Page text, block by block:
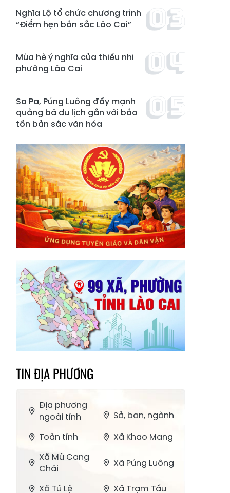
Nghĩa Lộ tổ chức chương trình
“Điểm hẹn bản sắc Lào Cai”
Mùa hè ý nghĩa của thiếu nhi
phường Lào Cai
Sa Pa, Púng Luông đẩy mạnh
quảng bá du lịch gắn với bảo
tồn bản sắc văn hóa
TIN ĐỊA PHƯƠNG
Địa phương
ngoài tỉnh
Sở, ban, ngành
Toàn tỉnh
Xã Khao Mang
Xã Mù Cang
Chải
Xã Púng Luông
Xã Tú Lệ
Xã Trạm Tấu